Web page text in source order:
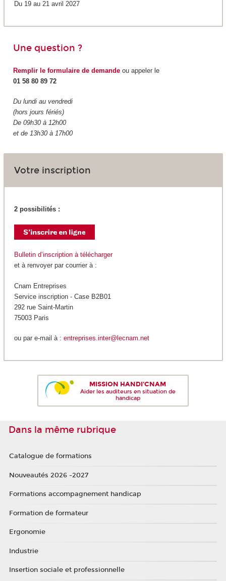
Du 19 au 21 avril 2027
Une question ?
Remplir le formulaire de demandeou appeler le
01 58 80 89 72
Du lundi au vendredi
(hors jours fériés)
De 09h30 à 12h00
et de 13h30 à 17h00
Votre inscription
2 possibilités :
Bulletin d’inscription à télécharger
et à renvoyer par courrier à :
Cnam Entreprises
Service inscription - Case B2B01
292 rue Saint-Martin
75003 Paris
ou par e-mail à : entreprises.inter@lecnam.net
MISSION HANDI'CNAM
Aider les auditeurs en situation de
handicap
Dans la même rubrique
Catalogue de formations
Nouveautés 2026 -2027
Formations accompagnement handicap
Formation de formateur
Ergonomie
Industrie
Insertion sociale et professionnelle